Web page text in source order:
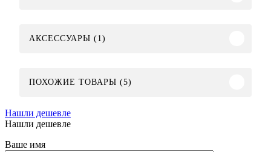
АКСЕССУАРЫ (1)
ПОХОЖИЕ ТОВАРЫ (5)
Нашли дешевле
Нашли дешевле
Ваше имя